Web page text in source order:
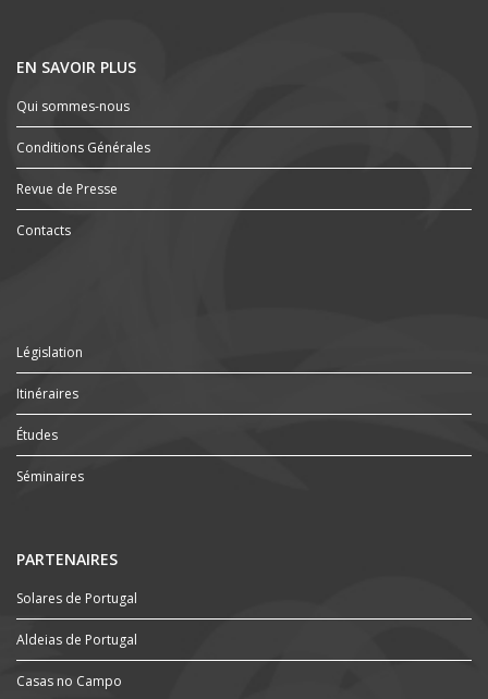
EN SAVOIR PLUS
Qui sommes-nous
Conditions Générales
Revue de Presse
Contacts
Législation
Itinéraires
Études
Séminaires
PARTENAIRES
Solares de Portugal
Aldeias de Portugal
Casas no Campo